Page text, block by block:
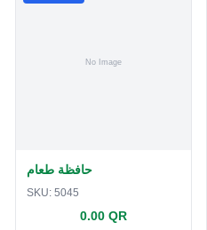
حافظة طعام
SKU: 5045
0.00 QR